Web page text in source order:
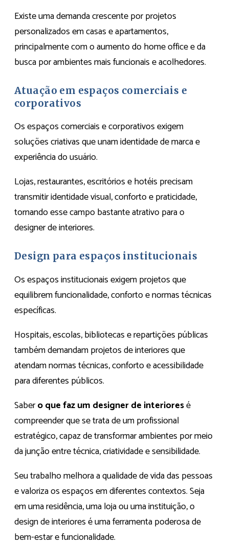
Existe uma demanda crescente por projetos
personalizados em casas e apartamentos,
principalmente com o aumento do home office e da
busca por ambientes mais funcionais e acolhedores.
Atuação em espaços comerciais e
corporativos
Os espaços comerciais e corporativos exigem
soluções criativas que unam identidade de marca e
experiência do usuário.
Lojas, restaurantes, escritórios e hotéis precisam
transmitir identidade visual, conforto e praticidade,
tornando esse campo bastante atrativo para o
designer de interiores.
Design para espaços institucionais
Os espaços institucionais exigem projetos que
equilibrem funcionalidade, conforto e normas técnicas
específicas.
Hospitais, escolas, bibliotecas e repartições públicas
também demandam projetos de interiores que
atendam normas técnicas, conforto e acessibilidade
para diferentes públicos.
Sabero que faz um designer de interioresé
compreender que se trata de um profissional
estratégico, capaz de transformar ambientes por meio
da junção entre técnica, criatividade e sensibilidade.
Seu trabalho melhora a qualidade de vida das pessoas
e valoriza os espaços em diferentes contextos. Seja
em uma residência, uma loja ou uma instituição, o
design de interiores é uma ferramenta poderosa de
bem-estar e funcionalidade.